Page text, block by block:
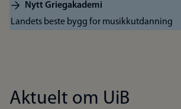
Nytt Griegakademi
Landets beste bygg for musikkutdanning
Aktuelt om UiB